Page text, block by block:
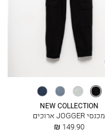
שחור אייס
בלו
ג׳ינס
בהיר
מיד
כחול
NEW COLLECTION
מכנסי JOGGER ארוכים
החל
149.90 ₪